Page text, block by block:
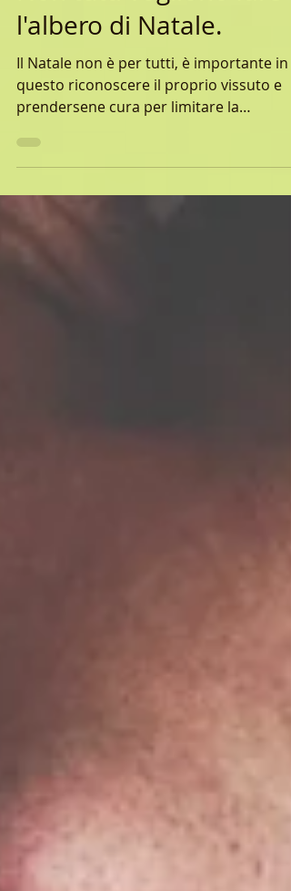
Non tutti vogliono fare
l'albero di Natale.
Il Natale non è per tutti, è importante in
prendersene cura per limitare la
sensazione di stress.